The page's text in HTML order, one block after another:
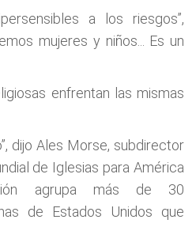
a los riesgos”,
mujeres y niños... Es un
enfrentan las mismas
dijo Ales Morse, subdirector
de Iglesias para América
agrupa más de 30
de Estados Unidos que